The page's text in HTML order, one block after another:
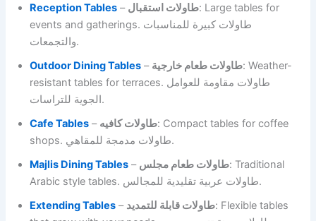
Reception Tables – طاولات استقبال: Large tables for
events and gatherings. طاولات كبيرة للمناسبات
والتجمعات.
Outdoor Dining Tables – طاولات طعام خارجية: Weather-
resistant tables for terraces. طاولات مقاومة للعوامل
الجوية للتراسات.
Cafe Tables – طاولات كافيه: Compact tables for coffee
shops. طاولات مدمجة للمقاهي.
Majlis Dining Tables – طاولات طعام مجلس: Traditional
Arabic style tables. طاولات عربية تقليدية للمجالس.
Extending Tables – طاولات قابلة للتمديد: Flexible tables